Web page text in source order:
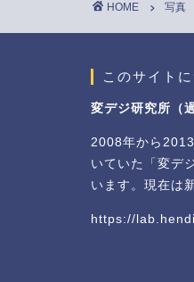
HOME 写真
このサイト
変デジ研究所（
2008年から
いていた「変デ
います。現在は
https://